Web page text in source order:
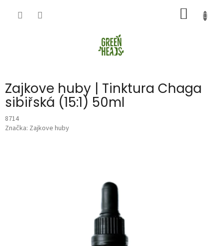
KOŠÍK
Zajkove huby | Tinktura Chaga
sibiřská (15:1) 50ml
8714
Značka: Zajkove huby